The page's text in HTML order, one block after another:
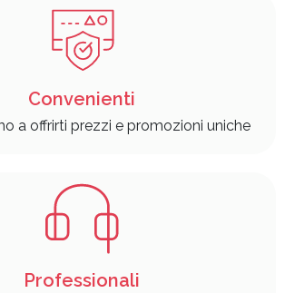
Convenienti
a offrirti prezzi e promozioni uniche
Professionali